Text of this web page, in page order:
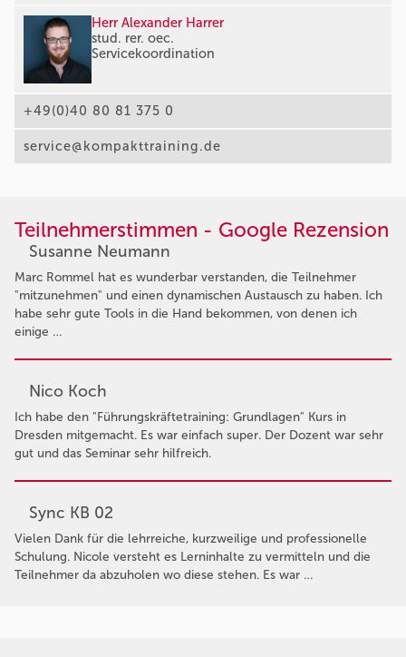
Herr Alexander Harrer
stud. rer. oec.
Servicekoordination
+49(0)40 80 81 375 0
service@kompakttraining.de
Teilnehmerstimmen - Google Rezension
Susanne Neumann
Marc Rommel hat es wunderbar verstanden, die Teilnehmer
"mitzunehmen" und einen dynamischen Austausch zu haben. Ich
habe sehr gute Tools in die Hand bekommen, von denen ich
einige …
Nico Koch
Ich habe den "Führungskräftetraining: Grundlagen" Kurs in
Dresden mitgemacht. Es war einfach super. Der Dozent war sehr
gut und das Seminar sehr hilfreich.
Sync KB 02
Vielen Dank für die lehrreiche, kurzweilige und professionelle
Schulung. Nicole versteht es Lerninhalte zu vermitteln und die
Teilnehmer da abzuholen wo diese stehen. Es war …